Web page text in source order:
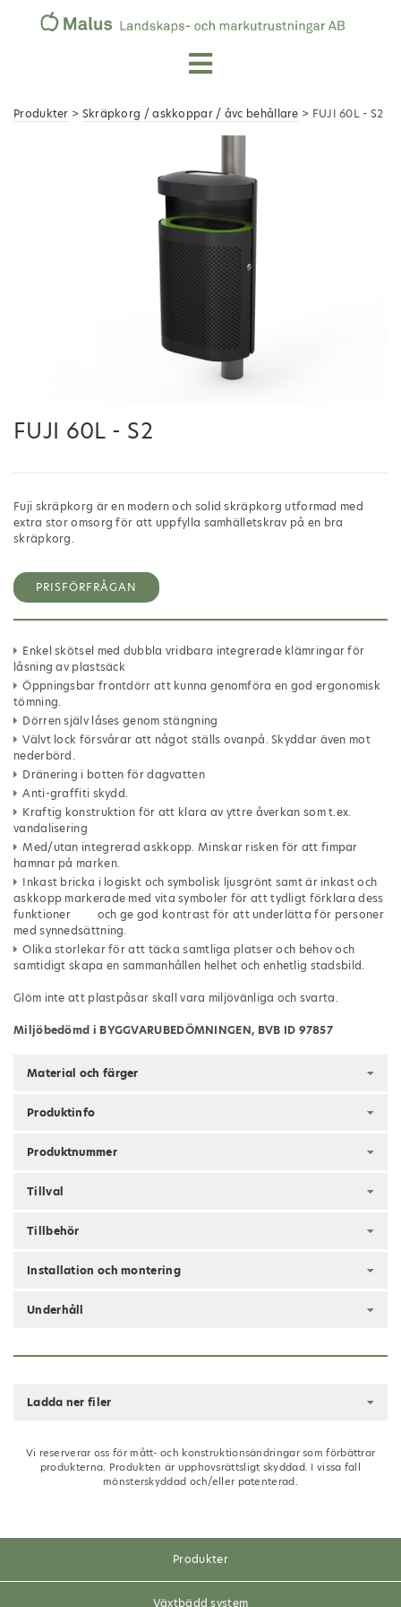
Produkter > Skräpkorg / askkoppar / åvc behållare > FUJI 60L - S2
FUJI 60L - S2
Fuji skräpkorg är en modern och solid skräpkorg utformad med
extra stor omsorg för att uppfylla samhälletskrav på en bra
skräpkorg.
PRISFÖRFRÅGAN
Enkel skötsel med dubbla vridbara integrerade klämringar för
låsning av plastsäck
Öppningsbar frontdörr att kunna genomföra en god ergonomisk
tömning.
Dörren själv låses genom stängning
Välvt lock försvårar att något ställs ovanpå. Skyddar även mot
nederbörd.
Dränering i botten för dagvatten
Anti-graffiti skydd.
Kraftig konstruktion för att klara av yttre åverkan som t.ex.
vandalisering
Med/utan integrerad askkopp. Minskar risken för att fimpar
hamnar på marken.
Inkast bricka i logiskt och symbolisk ljusgrönt samt är inkast och
askkopp markerade med vita symboler för att tydligt förklara dess
funktioner och ge god kontrast för att underlätta för personer
med synnedsättning.
Olika storlekar för att täcka samtliga platser och behov och
samtidigt skapa en sammanhållen helhet och enhetlig stadsbild.
Glöm inte att plastpåsar skall vara miljövänliga och svarta.
Miljöbedömd i BYGGVARUBEDÖMNINGEN, BVB ID 97857
Material och färger
Produktinfo
Produktnummer
Tillval
Tillbehör
Installation och montering
Underhåll
Ladda ner filer
Vi reserverar oss för mått- och konstruktionsändringar som förbättrar
produkterna. Produkten är upphovsrättsligt skyddad. I vissa fall
mönsterskyddad och/eller patenterad.
Produkter
Växtbädd system